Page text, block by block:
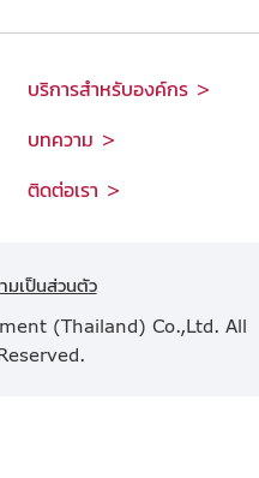
บริการสำหรับองค์กร >
บทความ >
ติดต่อเรา >
มเป็นส่วนตัว
(Thailand) Co.,Ltd. All